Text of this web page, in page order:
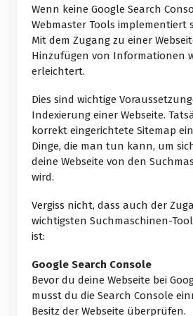
Wenn keine Google Search
Webmaster Tools implementiert
Mit dem Zugang zu einer
Hinzufügen von Informationen
erleichtert.
Dies sind wichtige
Indexierung einer Webseite.
korrekt eingerichtete Sitemap
Dinge, die man tun kann, um
deine Webseite von den
wird.
Vergiss nicht, dass auch der
wichtigsten Suchmaschinen-
ist:
Google Search Console
Bevor du deine Webseite bei
musst du die Search Console
Besitz der Webseite überprüfen.